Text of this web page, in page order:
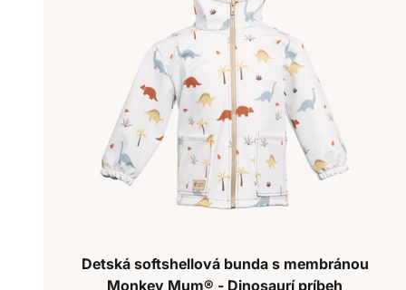
Detská softshellová bunda s membránou
Monkey Mum® - Dinosaurí príbeh